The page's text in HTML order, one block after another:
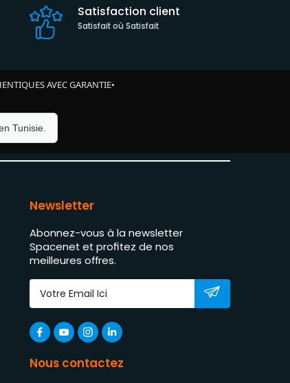
Satisfaction client
Satisfait où Satisfait
AVEC GARANTIE•
Tunisie.
Newsletter
Abonnez-vous à la newsletter
Spacenet et profitez de nos
meilleures offres.
Nous contactez